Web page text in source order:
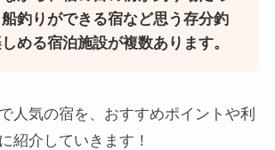
釣りができる宿など思う存分釣
める宿泊施設が複数あります。
人気の宿を、おすすめポイントや利
紹介していきます！